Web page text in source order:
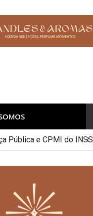
Pública e CPMI do INSS